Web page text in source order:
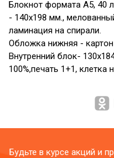
Блокнот формата А5, 40
- 140х198 мм.,
ламинация на спирали.
Обложка нижняя -
Внутренний блок-
100%,печать 1+1, клетка
Будьте в курсе акций и